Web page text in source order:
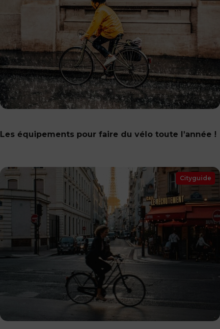
Les équipements pour faire du vélo toute l’année !
Cityguide